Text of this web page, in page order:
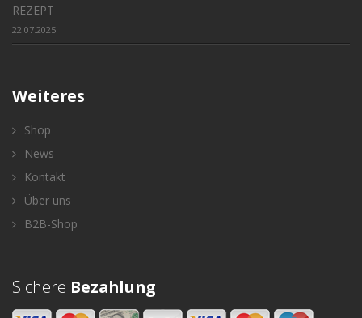
REZEPT
22.07.2025
Weiteres
Shop
News
Kontakt
Über uns
B2B-Shop
Sichere Bezahlung